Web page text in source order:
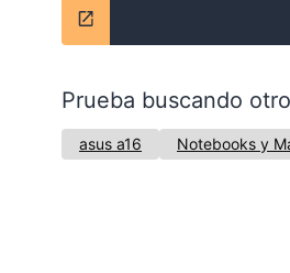
Prueba buscando
asus a16 Notebooks y